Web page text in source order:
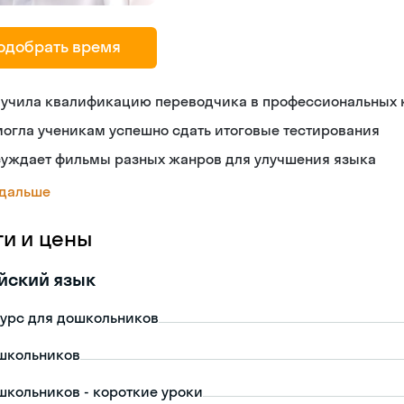
время
квалификацию переводчика в профессиональных
ученикам успешно сдать итоговые тестирования
фильмы разных жанров для улучшения языка
и цены
язык
для дошкольников
- короткие уроки